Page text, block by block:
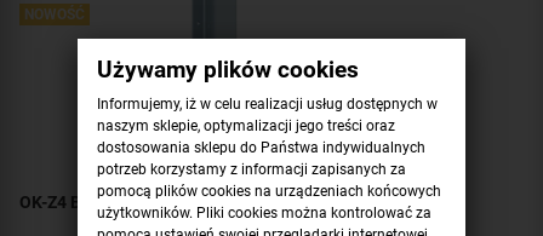
OK-Z4 BIRA Kątownik długi do puszki długiej, P
NOWOŚĆ
Używamy plików cookies
Informujemy, iż w celu realizacji usług dostępnych w
naszym sklepie, optymalizacji jego treści oraz
dostosowania sklepu do Państwa indywidualnych
potrzeb korzystamy z informacji zapisanych za
pomocą plików cookies na urządzeniach końcowych
użytkowników. Pliki cookies można kontrolować za